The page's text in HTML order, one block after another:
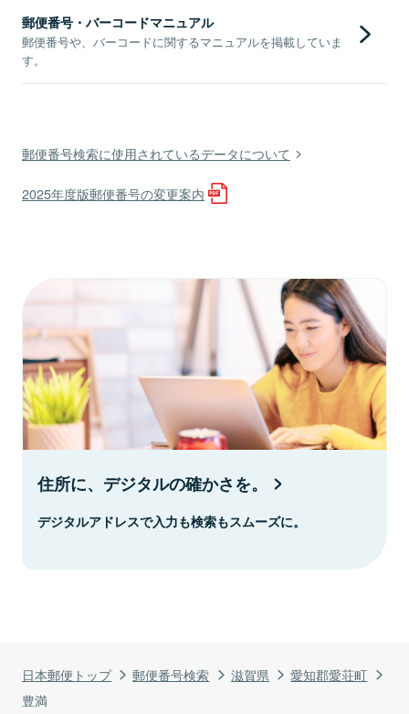
日本郵便トップ 郵便番号検索 滋賀県
愛知郡愛荘町
豊満
郵便番号・バーコードマニュアル
郵便番号や、バーコードに関するマニュアルを掲載していま
す。
郵便番号検索に使用されているデータについて
2025年度版郵便番号の変更案内
住所に、デジタルの確かさを。
デジタルアドレスで入力も検索もスムーズに。